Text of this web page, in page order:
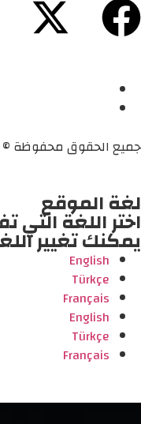
جميع الحقوق محفوظة © 2024
لغة الموقع
اختر اللغة
يمكنك تغيير
English
Türkçe
Français
English
Türkçe
Français